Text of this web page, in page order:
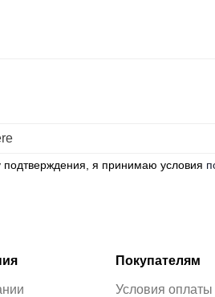
я принимаю условия
Покупателям
Условия оплаты